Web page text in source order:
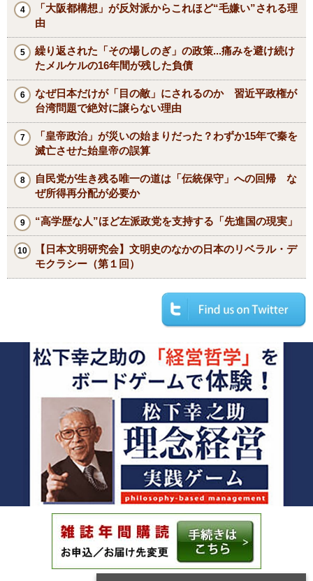
「大阪都構想」が反対派からこれほど“毛嫌い”される理
由
繰り返された「その場しのぎ」の政策...痛みを避け続け
たメルケルの16年間が残した負債
なぜ日本だけが「目の敵」にされるのか 習近平政権が
台湾問題で絶対に譲らない理由
「皇帝政治」が災いの始まりだった？わずか15年で秦を
滅亡させた始皇帝の誤算
自民党が生き残る唯一の道は「伝統保守」への回帰 な
ぜ所得再分配が必要か
“高学歴な人”ほど左派政党を支持する「先進国の現実」
【日本文明研究会】文明史のなかの日本のリベラル・デ
モクラシー（第１回）